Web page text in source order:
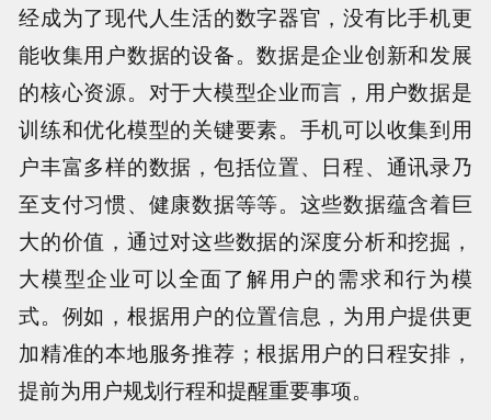
经成为了现代人生活的数字器官，没有比手机更
能收集用户数据的设备。数据是企业创新和发展
的核心资源。对于大模型企业而言，用户数据是
训练和优化模型的关键要素。手机可以收集到用
户丰富多样的数据，包括位置、日程、通讯录乃
至支付习惯、健康数据等等。这些数据蕴含着巨
大的价值，通过对这些数据的深度分析和挖掘，
大模型企业可以全面了解用户的需求和行为模
式。例如，根据用户的位置信息，为用户提供更
加精准的本地服务推荐；根据用户的日程安排，
提前为用户规划行程和提醒重要事项。